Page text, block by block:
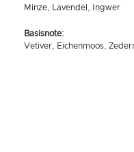
Minze, Lavendel, Ingwer
Basisnote:
Vetiver, Eichenmoos,